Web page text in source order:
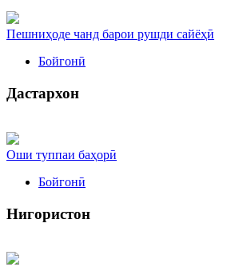
Пешниҳоде чанд барои рушди сайёҳӣ
Бойгонӣ
Дастархон
Оши туппаи баҳорӣ
Бойгонӣ
Нигористон